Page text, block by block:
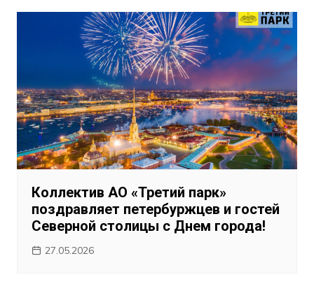
Коллектив АО «Третий парк»
поздравляет петербуржцев и гостей
Северной столицы с Днем города!
27.05.2026